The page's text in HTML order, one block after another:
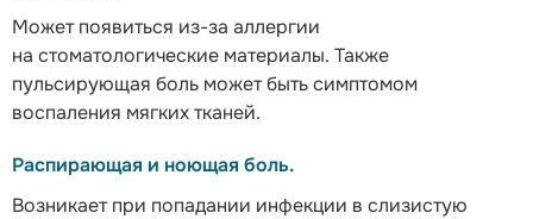
Может появиться из-за аллергии
на стоматологические материалы. Также
пульсирующая боль может быть симптомом
воспаления мягких тканей.
Распирающая и ноющая боль.
Возникает при попадании инфекции в слизистую